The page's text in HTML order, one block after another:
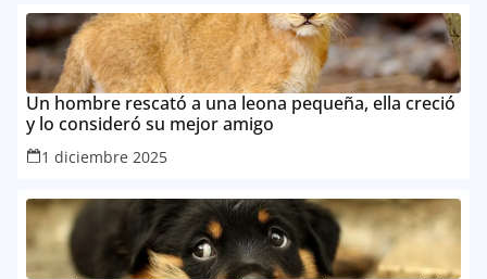
Un hombre rescató a una leona pequeña, ella creció
y lo consideró su mejor amigo
1 diciembre 2025